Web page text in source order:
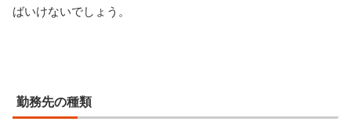
ばいけないでしょう。
勤務先の種類